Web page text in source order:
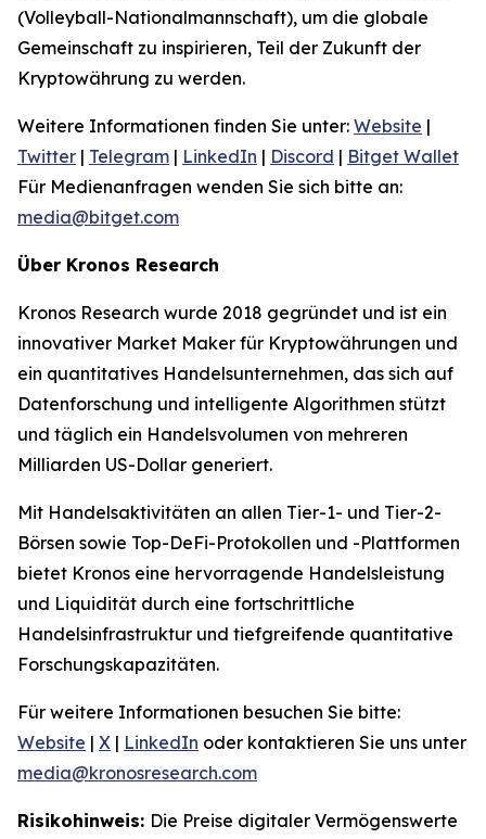
(Volleyball-Nationalmannschaft), um die globale
Gemeinschaft zu inspirieren, Teil der Zukunft der
Kryptowährung zu werden.
Weitere Informationen finden Sie unter: Website |
Twitter | Telegram | LinkedIn | Discord | Bitget Wallet
Für Medienanfragen wenden Sie sich bitte an:
media@bitget.com
Über Kronos Research
Kronos Research wurde 2018 gegründet und ist ein
innovativer Market Maker für Kryptowährungen und
ein quantitatives Handelsunternehmen, das sich auf
Datenforschung und intelligente Algorithmen stützt
und täglich ein Handelsvolumen von mehreren
Milliarden US-Dollar generiert.
Mit Handelsaktivitäten an allen Tier-1- und Tier-2-
Börsen sowie Top-DeFi-Protokollen und -Plattformen
bietet Kronos eine hervorragende Handelsleistung
und Liquidität durch eine fortschrittliche
Handelsinfrastruktur und tiefgreifende quantitative
Forschungskapazitäten.
Für weitere Informationen besuchen Sie bitte:
Website | X | LinkedIn oder kontaktieren Sie uns unter
media@kronosresearch.com
Risikohinweis: Die Preise digitaler Vermögenswerte